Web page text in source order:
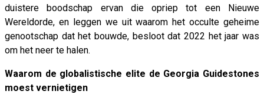
duistere boodschap ervan die opriep tot een Nieuwe
Wereldorde, en leggen we uit waarom het occulte geheime
genootschap dat het bouwde, besloot dat 2022 het jaar was
om het neer te halen.
Waarom de globalistische elite de Georgia Guidestones
moest vernietigen